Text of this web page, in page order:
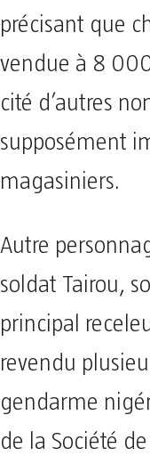
précisant que
vendue à 8
cité d’autres
supposément
magasiniers.
Autre
soldat Tairou,
principal
revendu
gendarme
de la Société